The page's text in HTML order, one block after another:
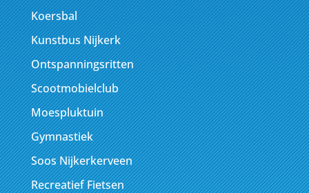
Koersbal
Kunstbus Nijkerk
Ontspanningsritten
Scootmobielclub
Moespluktuin
Gymnastiek
Soos Nijkerkerveen
Recreatief Fietsen